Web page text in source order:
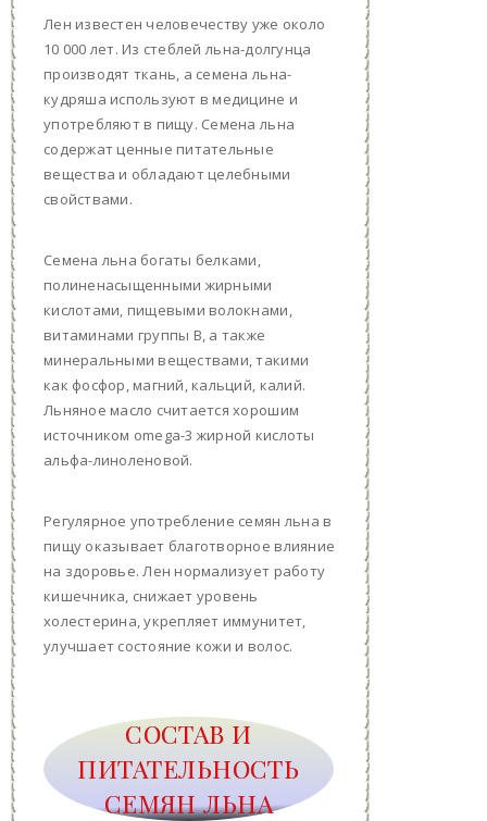
Лен известен человечеству уже около
10 000 лет. Из стеблей льна-долгунца
производят ткань, а семена льна-
кудряша используют в медицине и
употребляют в пищу. Семена льна
содержат ценные питательные
вещества и обладают целебными
свойствами.
Семена льна богаты белками,
полиненасыщенными жирными
кислотами, пищевыми волокнами,
витаминами группы B, а также
минеральными веществами, такими
как фосфор, магний, кальций, калий.
Льняное масло считается хорошим
источником omega-3 жирной кислоты
альфа-линоленовой.
Регулярное употребление семян льна в
пищу оказывает благотворное влияние
на здоровье. Лен нормализует работу
кишечника, снижает уровень
холестерина, укрепляет иммунитет,
улучшает состояние кожи и волос.
СОСТАВ И
ПИТАТЕЛЬНОСТЬ
СЕМЯН ЛЬНА